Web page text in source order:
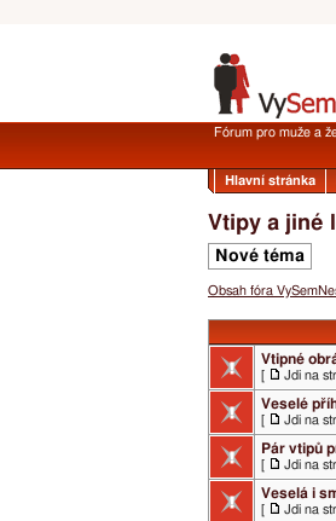
Fórum pro muže a
Hlavní stránka
Vtipy a jiné
Nové téma
Obsah fóra
Vtipné
[ Jdi na
Veselé
[ Jdi na
Pár vtipů
[ Jdi na
Veselá i
[ Jdi na